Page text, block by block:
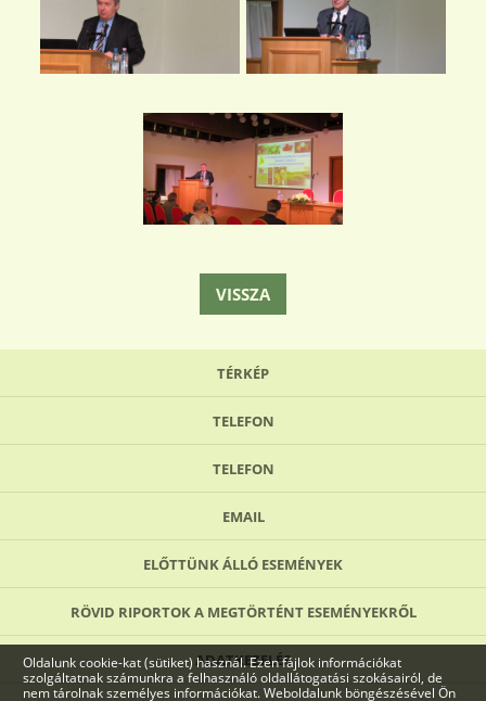
VISSZA
Oldalunk cookie-kat (sütiket) használ. Ezen fájlok információkat
szolgáltatnak számunkra a felhasználó oldallátogatási szokásairól, de
nem tárolnak személyes információkat. Weboldalunk böngészésével Ön
TÉRKÉP
TELEFON
TELEFON
EMAIL
ELŐTTÜNK ÁLLÓ ESEMÉNYEK
RÖVID RIPORTOK A MEGTÖRTÉNT ESEMÉNYEKRŐL
ADATKEZELÉS